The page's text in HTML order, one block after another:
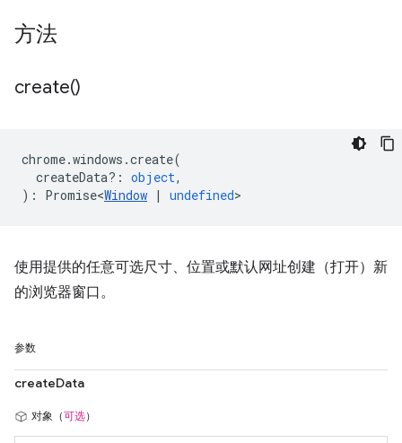
方法
create()
chrome.windows .create(
createData? : object,
) : Promise<Window | undefined>
使用提供的任意可选尺寸、位置或默认网址创建（打开）新
的浏览器窗口。
参数
createData
对象（可选）